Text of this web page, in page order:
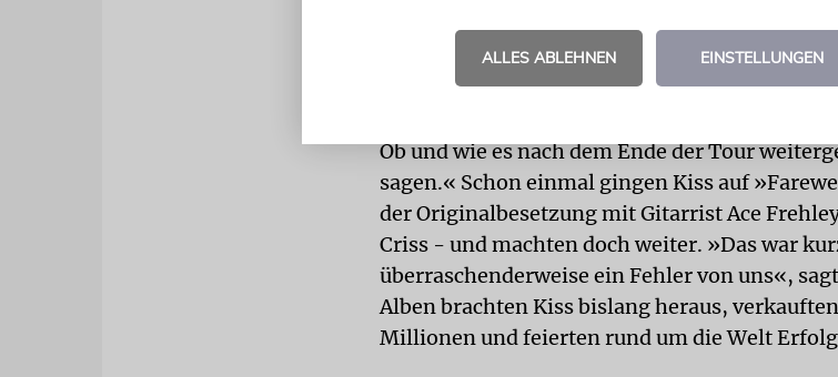
stehen würden, könnten wir auch mit 90 noch
versuch mal, ein 50 Pfund schweres Kostüm
Ob und wie es nach dem Ende der Tour
sagen.« Schon einmal gingen Kiss auf
der Originalbesetzung mit Gitarrist Ace
Criss - und machten doch weiter. »Das war
überraschenderweise ein Fehler von uns«,
Alben brachten Kiss bislang heraus,
Millionen und feierten rund um die Welt
ALLES ABLEHNEN EINSTELLUNGEN